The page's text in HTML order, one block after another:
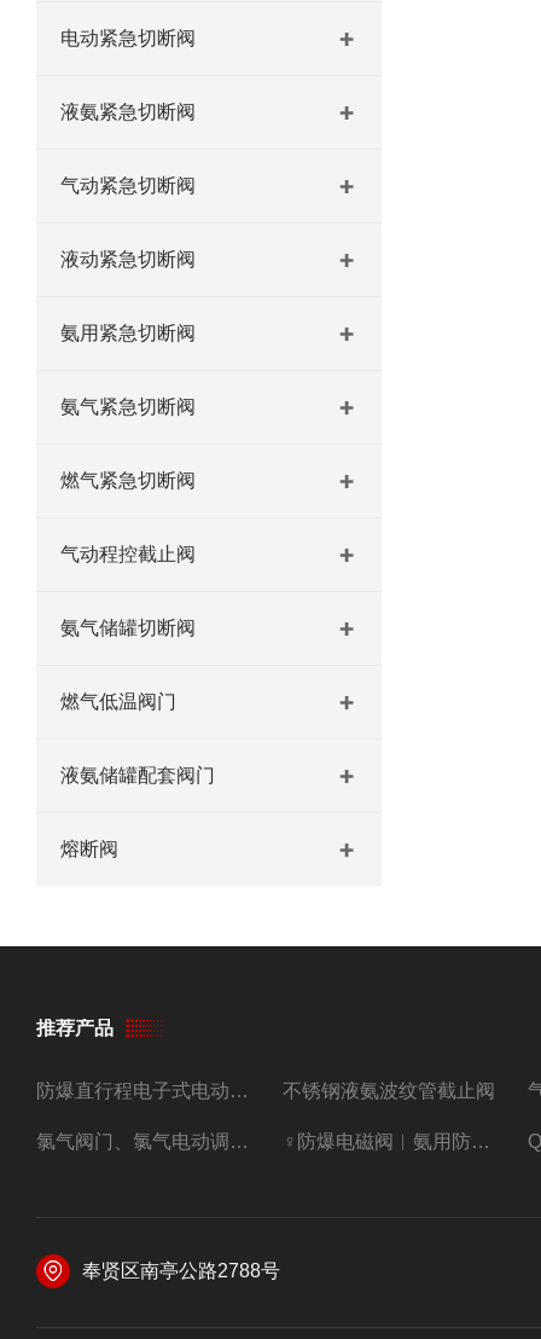
电动紧急切断阀
液氨紧急切断阀
气动紧急切断阀
液动紧急切断阀
氨用紧急切断阀
氨气紧急切断阀
燃气紧急切断阀
气动程控截止阀
氨气储罐切断阀
燃气低温阀门
液氨储罐配套阀门
熔断阀
推荐产品
防爆直行程电子式电动调节阀 不锈钢液氨波纹管截止阀
氯气阀门、氯气电动调节阀 ♀防爆电磁阀︳氨用防爆紧急切断阀
奉贤区南亭公路2788号